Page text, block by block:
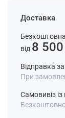
Доставка
від 8
Відправка
При
Самовивіз